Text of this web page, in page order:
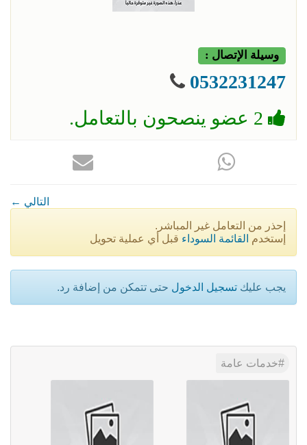
وسيلة الإتصال :
0532231247
← التالي
إحذر من التعامل غير المباشر.
إستخدم القائمة السوداء قبل أي عملية تحويل
يجب عليك تسجيل الدخول حتى تتمكن من إضافة رد.
خدمات عامة